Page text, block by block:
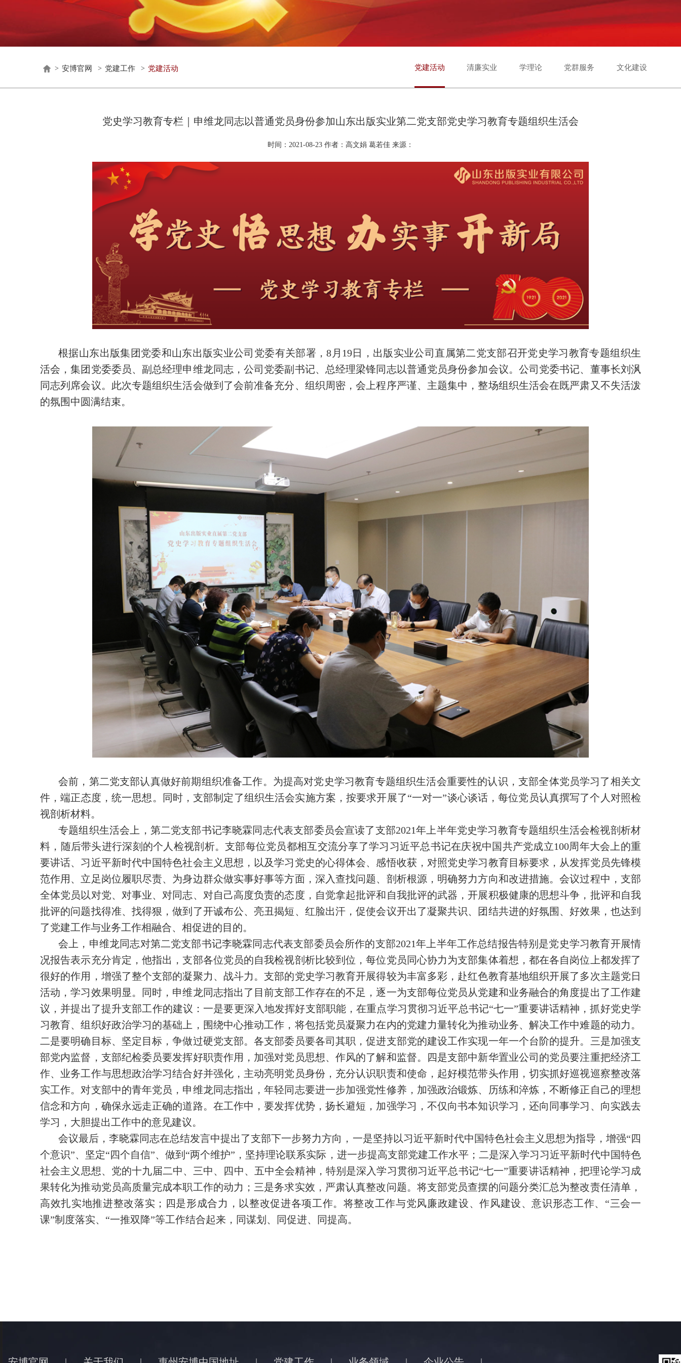
> 安博官网 > 党建工作 > 党建活动 党建活动 清廉实业 学理论 党群服务 文化建设
党史学习教育专栏｜申维龙同志以普通党员身份参加山东出版实业第二党支部党史学习教育专题组织生活会
时间： 2021-08-23 作者：高文娟 葛若佳 来源：
根据山东出版集团党委和山东出版实业公司党委有关部署，8月19日，出版实业公司直属第二党支部召开党史学习教育专题组织生
活会，集团党委委员、副总经理申维龙同志，公司党委副书记、总经理梁锋同志以普通党员身份参加会议。公司党委书记、董事长刘沨
同志列席会议。此次专题组织生活会做到了会前准备充分、组织周密，会上程序严谨、主题集中，整场组织生活会在既严肃又不失活泼
的氛围中圆满结束。
会前，第二党支部认真做好前期组织准备工作。为提高对党史学习教育专题组织生活会重要性的认识，支部全体党员学习了相关文
件，端正态度，统一思想。同时，支部制定了组织生活会实施方案，按要求开展了“一对一”谈心谈话，每位党员认真撰写了个人对照检
视剖析材料。
专题组织生活会上，第二党支部书记李晓霖同志代表支部委员会宣读了支部2021年上半年党史学习教育专题组织生活会检视剖析材
料，随后带头进行深刻的个人检视剖析。支部每位党员都相互交流分享了学习习近平总书记在庆祝中国共产党成立100周年大会上的重
要讲话、习近平新时代中国特色社会主义思想，以及学习党史的心得体会、感悟收获，对照党史学习教育目标要求，从发挥党员先锋模
范作用、立足岗位履职尽责、为身边群众做实事好事等方面，深入查找问题、剖析根源，明确努力方向和改进措施。会议过程中，支部
全体党员以对党、对事业、对同志、对自己高度负责的态度，自觉拿起批评和自我批评的武器，开展积极健康的思想斗争，批评和自我
批评的问题找得准、找得狠，做到了开诚布公、亮丑揭短、红脸出汗，促使会议开出了凝聚共识、团结共进的好氛围、好效果，也达到
了党建工作与业务工作相融合、相促进的目的。
会上，申维龙同志对第二党支部书记李晓霖同志代表支部委员会所作的支部2021年上半年工作总结报告特别是党史学习教育开展情
况报告表示充分肯定，他指出，支部各位党员的自我检视剖析比较到位，每位党员同心协力为支部集体着想，都在各自岗位上都发挥了
很好的作用，增强了整个支部的凝聚力、战斗力。支部的党史学习教育开展得较为丰富多彩，赴红色教育基地组织开展了多次主题党日
活动，学习效果明显。同时，申维龙同志指出了目前支部工作存在的不足，逐一为支部每位党员从党建和业务融合的角度提出了工作建
议，并提出了提升支部工作的建议：一是要更深入地发挥好支部职能，在重点学习贯彻习近平总书记“七一”重要讲话精神，抓好党史学
习教育、组织好政治学习的基础上，围绕中心推动工作，将包括党员凝聚力在内的党建力量转化为推动业务、解决工作中难题的动力。
二是要明确目标、坚定目标，争做过硬党支部。各支部委员要各司其职，促进支部党的建设工作实现一年一个台阶的提升。三是加强支
部党内监督，支部纪检委员要发挥好职责作用，加强对党员思想、作风的了解和监督。四是支部中新华置业公司的党员要注重把经济工
作、业务工作与思想政治学习结合好并强化，主动亮明党员身份，充分认识职责和使命，起好模范带头作用，切实抓好巡视巡察整改落
实工作。对支部中的青年党员，申维龙同志指出，年轻同志要进一步加强党性修养，加强政治锻炼、历练和淬炼，不断修正自己的理想
信念和方向，确保永远走正确的道路。在工作中，要发挥优势，扬长避短，加强学习，不仅向书本知识学习，还向同事学习、向实践去
学习，大胆提出工作中的意见建议。
会议最后，李晓霖同志在总结发言中提出了支部下一步努力方向，一是坚持以习近平新时代中国特色社会主义思想为指导，增强“四
个意识”、坚定“四个自信”、做到“两个维护”，坚持理论联系实际，进一步提高支部党建工作水平；二是深入学习习近平新时代中国特色
社会主义思想、党的十九届二中、三中、四中、五中全会精神，特别是深入学习贯彻习近平总书记“七一”重要讲话精神，把理论学习成
果转化为推动党员高质量完成本职工作的动力；三是务求实效，严肃认真整改问题。将支部党员查摆的问题分类汇总为整改责任清单，
高效扎实地推进整改落实；四是形成合力，以整改促进各项工作。将整改工作与党风廉政建设、作风建设、意识形态工作、“三会一
课”制度落实、“一推双降”等工作结合起来，同谋划、同促进、同提高。